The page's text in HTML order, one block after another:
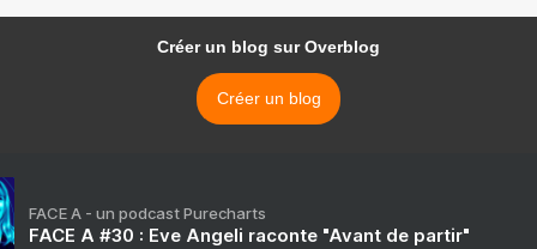
Créer un blog sur Overblog
Créer un blog
FACE A - un podcast Purecharts
FACE A #30 : Eve Angeli raconte "Avant de partir"